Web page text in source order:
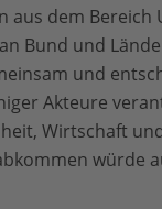
aus dem
Bund und
und
Akteure
Wirtschaft
würde